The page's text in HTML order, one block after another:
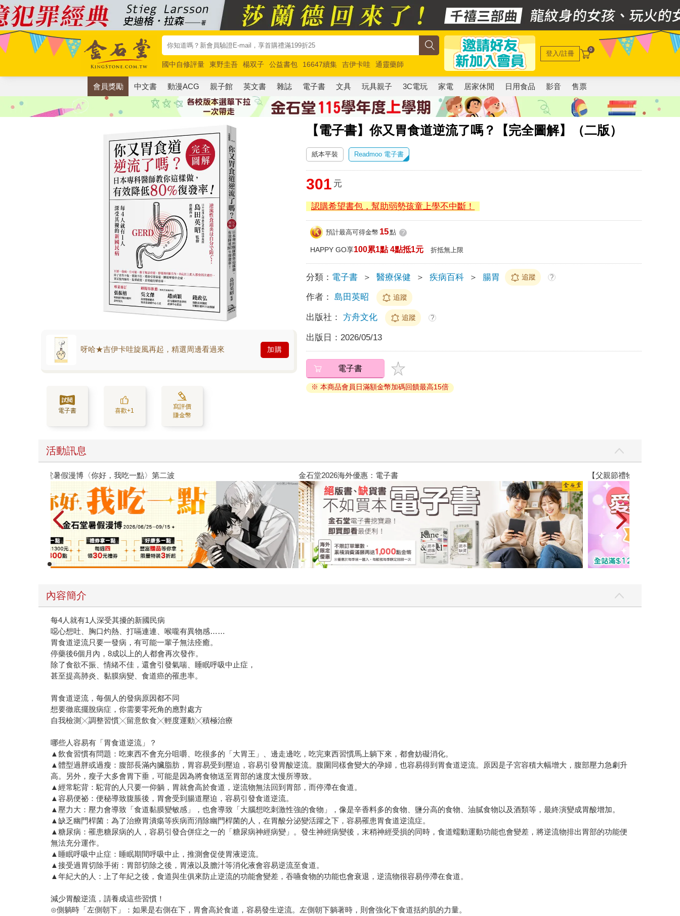
國中自修評量 東野圭吾 楊双子 公益書包 16647續集 吉伊卡哇
通靈藥師
唯紅花綻放
奧德賽 路邊攤新作 馬斯克 玩具總動員5 超慢跑
登入/註冊 0
會員獎勵 中文書 動漫ACG 親子館 英文書 雜誌 電子書 文具 玩具親子 3C電玩 家電 居家休閒 日用食品 影音 售票
【電子書】你又胃食道逆流了嗎？【完全圖解】（二版）
呀哈★吉伊卡哇旋風再起，精選周邊看過來 加購
電子書 喜歡+1
寫評價
賺金幣
紙本平裝 Readmoo 電子書
301 元
認購希望書包，幫助弱勢孩童上學不中斷！
預計最高可得金幣 15點 ?
HAPPY GO享100累1點 4點抵1元 折抵無上限
分類： 電子書 ＞ 醫療保健 ＞ 疾病百科 ＞ 腸胃 追蹤 ?
作者： 島田英昭 追蹤
出版社： 方舟文化 追蹤 ?
出版日： 2026/05/13
電子書
※ 本商品會員日滿額金幣加碼回饋最高15倍
活動訊息
【父親節禮物展】5折起，滿888送88點金幣 春光ｘ奇幻基地｜全書系展 2026金石堂暑
內容簡介
每4人就有1人深受其擾的新國民病
噁心想吐、胸口灼熱、打嗝連連、喉嚨有異物感……
胃食道逆流只要一發病，有可能一輩子無法痊癒。
停藥後6個月內，8成以上的人都會再次發作。
除了食欲不振、情緒不佳，還會引發氣喘、睡眠呼吸中止症，
甚至提高肺炎、黏膜病變、食道癌的罹患率。
胃食道逆流，每個人的發病原因都不同
想要徹底擺脫病症，你需要零死角的應對處方
自我檢測╳調整習慣╳留意飲食╳輕度運動╳積極治療
哪些人容易有「胃食道逆流」？
▲飲食習慣有問題：吃東西不會充分咀嚼、吃很多的「大胃王」、邊走邊吃，吃完東西習慣馬上躺下來，都會妨礙消化。
▲體型過胖或過瘦：腹部長滿內臟脂肪，胃容易受到壓迫，容易引發胃酸逆流。腹圍同樣會變大的孕婦，也容易得到胃食道逆流。原因是子宮容積大幅增大，腹部壓力急劇升
高。另外，瘦子大多會胃下垂，可能是因為將食物送至胃部的速度太慢所導致。
▲經常駝背：駝背的人只要一仰躺，胃就會高於食道，逆流物無法回到胃部，而停滯在食道。
▲容易便祕：便秘導致腹脹後，胃會受到腸道壓迫，容易引發食道逆流。
▲壓力大：壓力會導致「食道黏膜變敏感」，也會導致「大腦想吃刺激性強的食物」，像是辛香料多的食物、鹽分高的食物、油膩食物以及酒類等，最終演變成胃酸增加。
▲缺乏幽門桿菌：為了治療胃潰痬等疾病而消除幽門桿菌的人，在胃酸分泌變活躍之下，容易罹患胃食道逆流症。
▲糖尿病：罹患糖尿病的人，容易引發合併症之一的「糖尿病神經病變」。發生神經病變後，末稍神經受損的同時，食道蠕動運動功能也會變差，將逆流物排出胃部的功能便
無法充分運作。
▲睡眠呼吸中止症：睡眠期間呼吸中止，推測會促使胃液逆流。
▲接受過胃切除手術：胃部切除之後，胃液以及膽汁等消化液會容易逆流至食道。
▲年紀大的人：上了年紀之後，食道與生俱來防止逆流的功能會變差，吞嚥食物的功能也會衰退，逆流物很容易停滯在食道。
減少胃酸逆流，請養成這些習慣！
⊙側躺時「左側朝下」：如果是右側在下，胃會高於食道，容易發生逆流。左側朝下躺著時，則會強化下食道括約肌的力量。